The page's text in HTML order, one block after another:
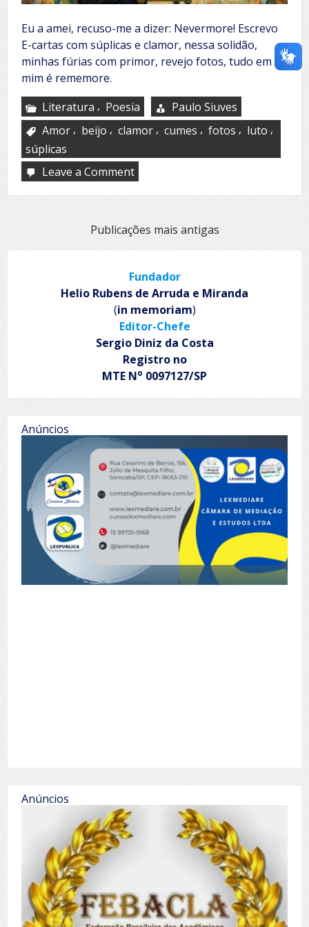
Eu a amei, recuso-me a dizer: Nevermore! Escrevo
E-cartas com súplicas e clamor, nessa solidão,
minhas fúrias com primor, revejo fotos, tudo em
mim é rememore.
Literatura , Poesia
Paulo Siuves
Amor , beijo , clamor , cumes , fotos , luto ,
súplicas
Leave a Commenton
mais
NavegaçãoPublicações mais antigas
Fundador
Helio Rubens de Arruda e Miranda
(in memoriam)
Editor-Chefe
Sergio Diniz da Costa
Registro no
MTE No 0097127/SP
Anúncios
Anúncios